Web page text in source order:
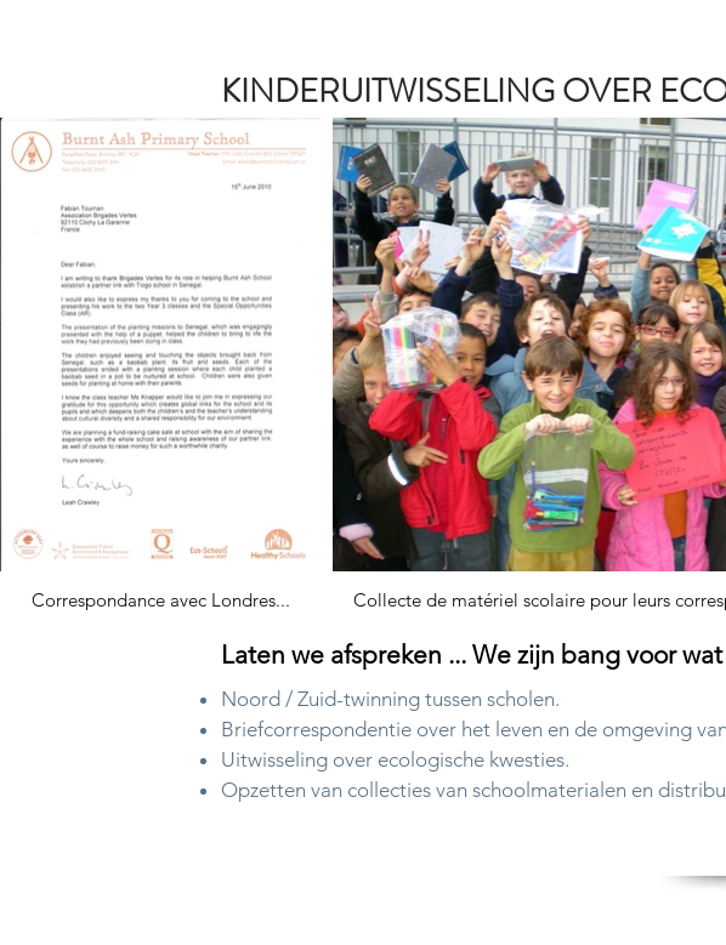
KINDERUITWISSELING OVER
Laten we afspreken ... We zijn bang voor
Noord / Zuid-twinning tussen scholen.
Briefcorrespondentie over het leven en de omgeving
Uitwisseling over ecologische kwesties.
Opzetten van collecties van schoolmaterialen en
Correspondance avec Londres... Collecte de matériel scolaire pour leurs